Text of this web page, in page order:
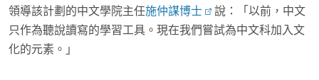
領導該計劃的中文學院主任施仲謀博士
說：「以前，中文
只作為聽說讀寫的學習工具。現在我們嘗試為中文科加入文
化的元素。」